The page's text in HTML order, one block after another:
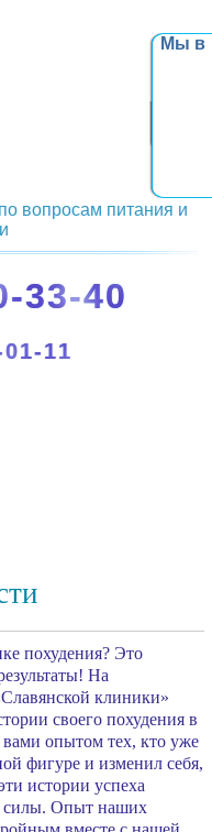
Мы в
вопросам питания и
33-40
11
похудения? Это
На
клиники»
своего похудения в
опытом тех, кто уже
фигуре и изменил себя,
истории успеха
силы. Опыт наших